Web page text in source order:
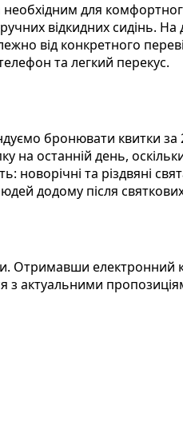
для
відкидних сидінь.
від конкретного
та легкий перекус.
бронювати квитки
останній день,
та різдвяні
додому після
Отримавши електронний
з актуальними